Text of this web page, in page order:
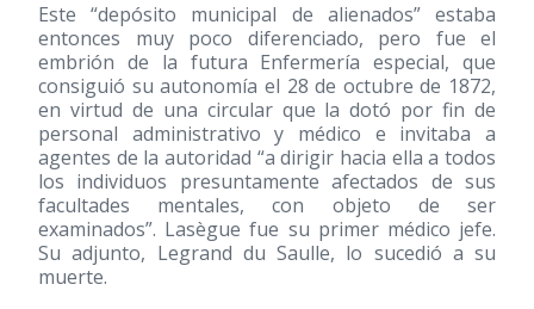
Este “depósito municipal de alienados” estaba
entonces muy poco diferenciado, pero fue el
embrión de la futura Enfermería especial, que
consiguió su autonomía el 28 de octubre de 1872,
en virtud de una circular que la dotó por fin de
personal administrativo y médico e invitaba a
agentes de la autoridad “a dirigir hacia ella a todos
los individuos presuntamente afectados de sus
facultades mentales, con objeto de ser
examinados”. Lasègue fue su primer médico jefe.
Su adjunto, Legrand du Saulle, lo sucedió a su
muerte.